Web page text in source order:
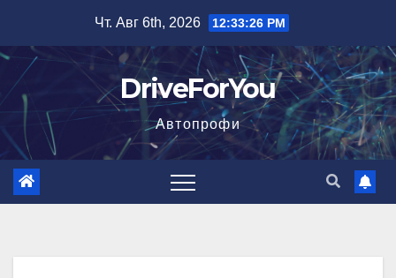
содержимому
Чт. Авг 6th, 2026 12:33:27 PM
DriveForYou
Автопрофи